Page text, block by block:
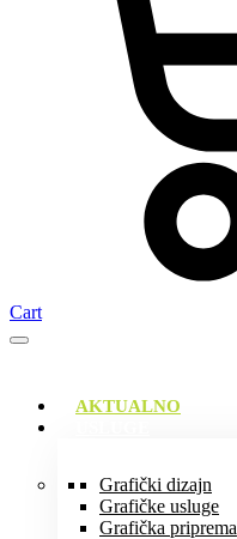
Cart
AKTUALNO
Grafički dizajn
Grafičke usluge
Grafička priprema